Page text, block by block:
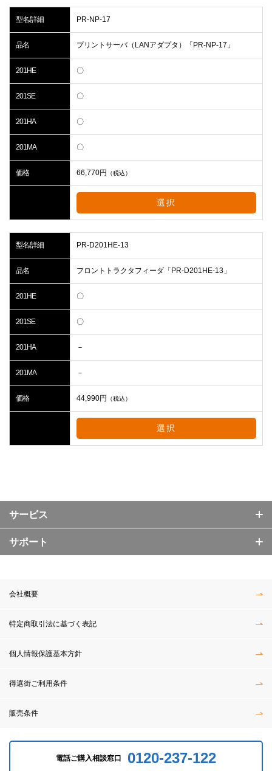
型名/詳細 PR-NP-17
品名 プリントサーバ（LANアダプタ）「PR-NP-17」
201HE 〇
201SE 〇
201HA 〇
201MA 〇
価格 66,770円 （税込）
選択
型名/詳細 PR-D201HE-13
品名 フロントトラクタフィーダ「PR-D201HE-13」
201HE 〇
201SE 〇
201HA －
201MA －
価格 44,990円 （税込）
選択
サービス
サポート
会社概要
特定商取引法に基づく表記
個人情報保護基本方針
得選街ご利用条件
販売条件
電話ご購入相談窓口 0120-237-122